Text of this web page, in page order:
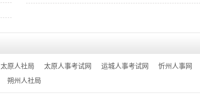
太原人社局 太原人事考试网 运城人事考试网 忻州人事网
朔州人社局